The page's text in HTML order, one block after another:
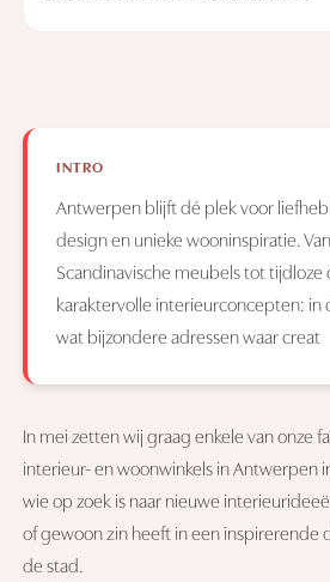
INTRO
Antwerpen blijft dé plek voor
design en unieke wooninspiratie.
Scandinavische meubels tot tijdloze
karaktervolle interieurconcepten: in
wat bijzondere adressen waar creat
In mei zetten wij graag enkele van onze
interieur- en woonwinkels in Antwerpen
wie op zoek is naar nieuwe
of gewoon zin heeft in een inspirerende
de stad.